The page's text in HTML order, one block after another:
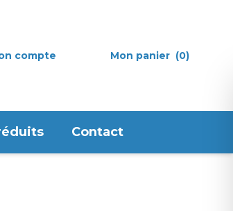
compte Mon panier (0)
Contact